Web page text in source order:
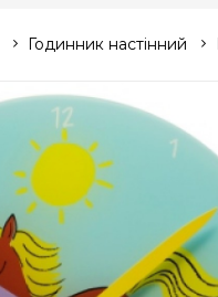
Годинник настінний